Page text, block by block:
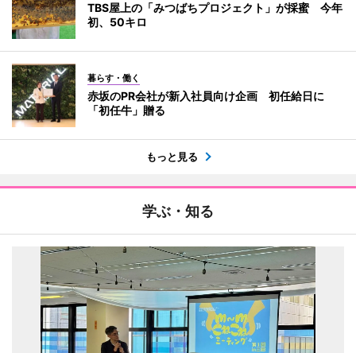
TBS屋上の「みつばちプロジェクト」が採蜜 今年
初、50キロ
暮らす・働く
赤坂のPR会社が新入社員向け企画 初任給日に
「初任牛」贈る
もっと見る
学ぶ・知る